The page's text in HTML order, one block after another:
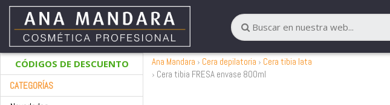
CÓDIGOS DE DESCUENTO
CATEGORÍAS
Ana Mandara Cera depilatoria
Cera tibia lata
Cera tibia FRESA envase 800ml